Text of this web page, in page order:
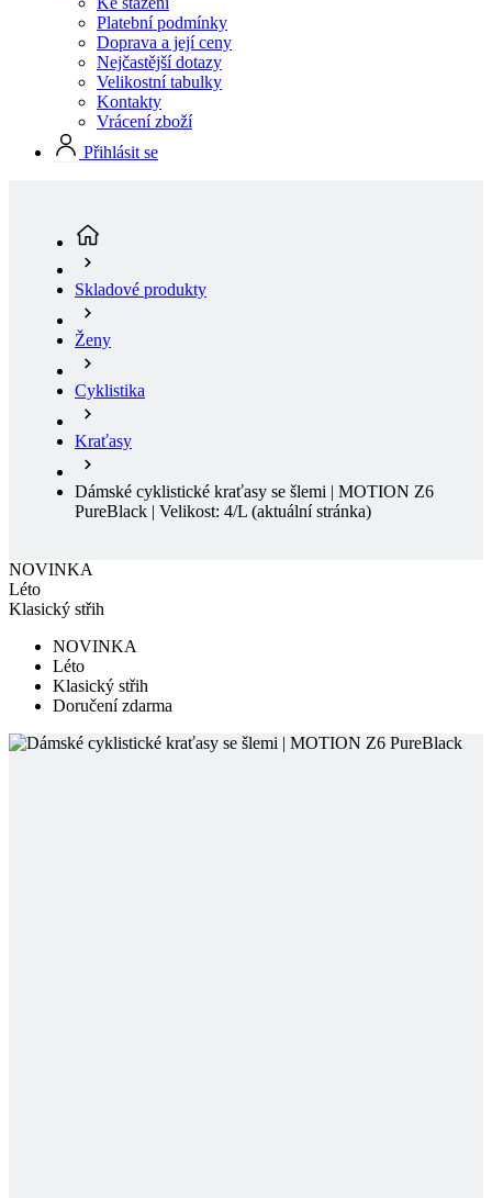
Kontakty
Vrácení zboží
Přihlásit se
Ženy
Cyklistika
Kraťasy
Dámské cyklistické kraťasy se šlemi | MOTION Z6
PureBlack | Velikost: 4/L
NOVINKA
Klasický střih
Léto
Doručení zdarma